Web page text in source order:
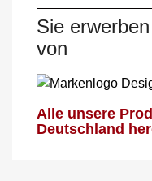
Sie
von
Alle unsere
Deutschland